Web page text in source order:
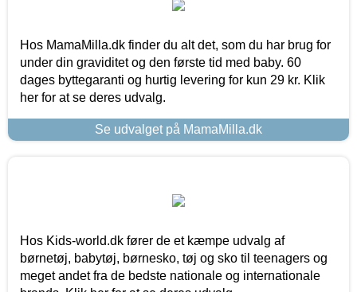
Hos MamaMilla.dk finder du alt det, som du har brug for
under din graviditet og den første tid med baby. 60
dages byttegaranti og hurtig levering for kun 29 kr. Klik
her for at se deres udvalg.
Se udvalget på MamaMilla.dk
Hos Kids-world.dk fører de et kæmpe udvalg af
børnetøj, babytøj, børnesko, tøj og sko til teenagers og
meget andet fra de bedste nationale og internationale